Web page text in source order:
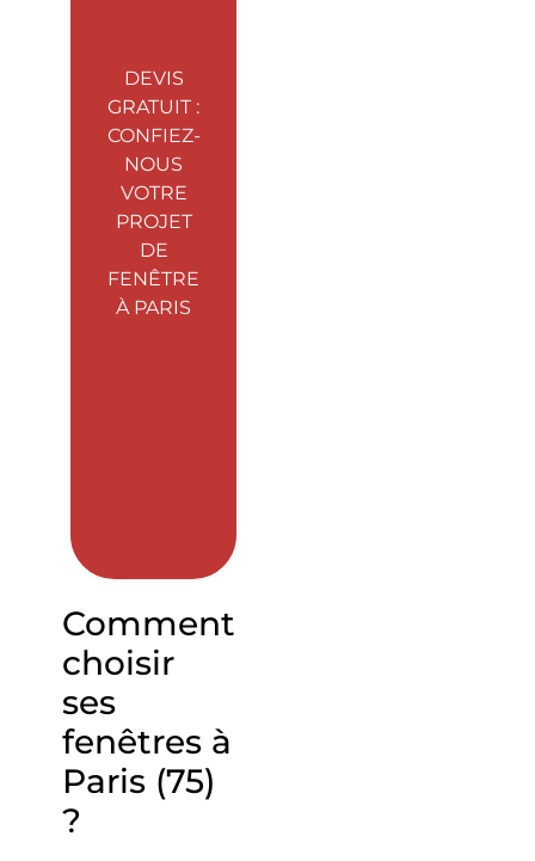
DEVIS
GRATUIT :
CONFIEZ-
NOUS
VOTRE
PROJET
DE
FENÊTRE
À PARIS
Comment
choisir
ses
fenêtres à
Paris (75)
?